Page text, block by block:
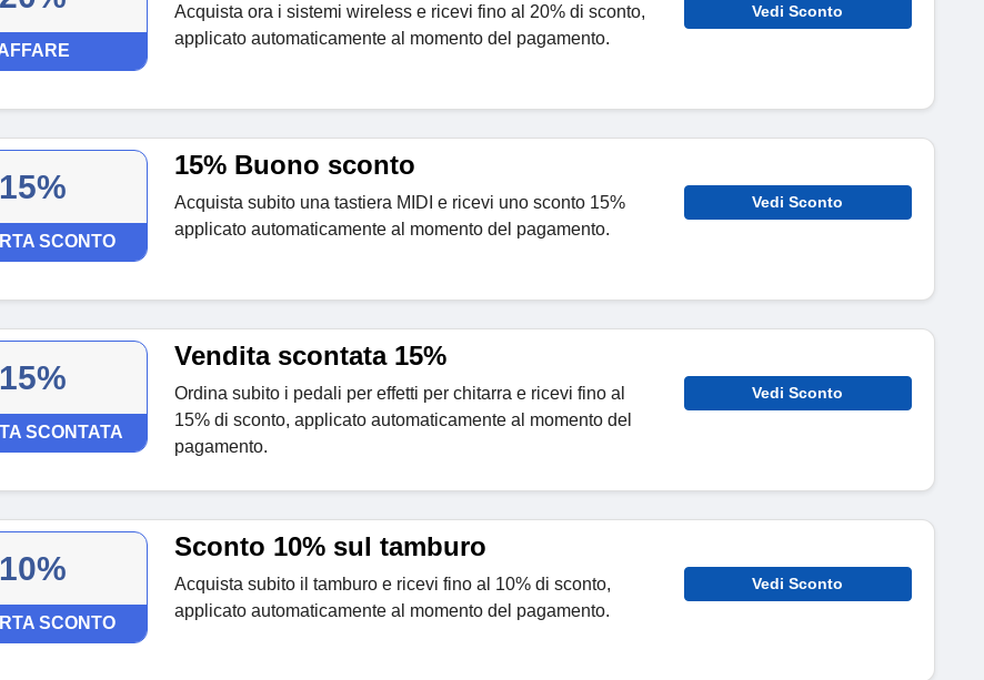
Acquista ora i sistemi wireless e ricevi fino al 20% di sconto,
applicato automaticamente al momento del pagamento.
Vedi Sconto
15%
SCONTO
15% Buono sconto
Acquista subito una tastiera MIDI e ricevi uno sconto 15%
applicato automaticamente al momento del pagamento.
Vedi Sconto
15%
SCONTATA
Vendita scontata 15%
Ordina subito i pedali per effetti per chitarra e ricevi fino al
15% di sconto, applicato automaticamente al momento del
pagamento.
Vedi Sconto
10%
SCONTO
Sconto 10% sul tamburo
Acquista subito il tamburo e ricevi fino al 10% di sconto,
applicato automaticamente al momento del pagamento.
Vedi Sconto